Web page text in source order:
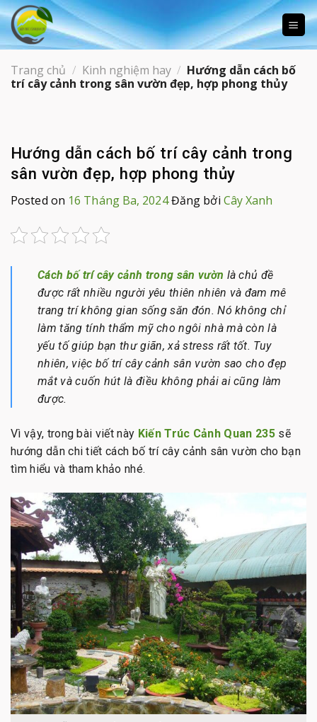
Skip
to
content
Trang chủ / Kinh nghiệm hay / Hướng dẫn cách bố
trí cây cảnh trong sân vườn đẹp, hợp phong thủy
Hướng dẫn cách bố trí cây cảnh trong
sân vườn đẹp, hợp phong thủy
Posted on 16 Tháng Ba, 2024Đăng bởi Cây Xanh
Cách bố trí cây cảnh trong sân vườn là chủ đề
được rất nhiều người yêu thiên nhiên và đam mê
trang trí không gian sống săn đón. Nó không chỉ
làm tăng tính thẩm mỹ cho ngôi nhà mà còn là
yếu tố giúp bạn thư giãn, xả stress rất tốt. Tuy
nhiên, việc bố trí cây cảnh sân vườn sao cho đẹp
mắt và cuốn hút là điều không phải ai cũng làm
được.
Vì vậy, trong bài viết này Kiến Trúc Cảnh Quan 235 sẽ
hướng dẫn chi tiết cách bố trí cây cảnh sân vườn cho bạn
tìm hiểu và tham khảo nhé.